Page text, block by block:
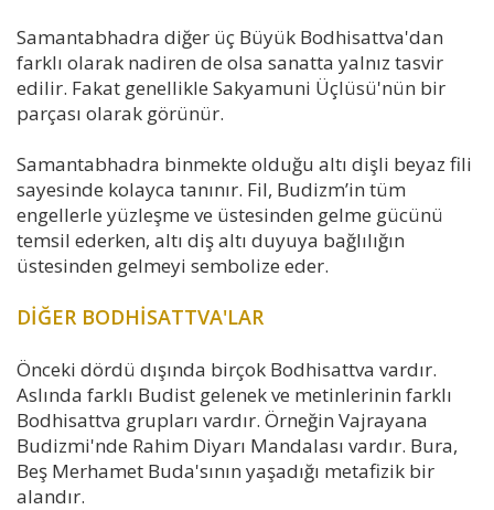
Samantabhadra diğer üç Büyük Bodhisattva'dan
farklı olarak nadiren de olsa sanatta yalnız tasvir
edilir. Fakat genellikle Sakyamuni Üçlüsü'nün bir
parçası olarak görünür.
Samantabhadra binmekte olduğu altı dişli beyaz fili
sayesinde kolayca tanınır. Fil, Budizm’in tüm
engellerle yüzleşme ve üstesinden gelme gücünü
temsil ederken, altı diş altı duyuya bağlılığın
üstesinden gelmeyi sembolize eder.
DİĞER BODHİSATTVA'LAR
Önceki dördü dışında birçok Bodhisattva vardır.
Aslında farklı Budist gelenek ve metinlerinin farklı
Bodhisattva grupları vardır. Örneğin Vajrayana
Budizmi'nde Rahim Diyarı Mandalası vardır. Bura,
Beş Merhamet Buda'sının yaşadığı metafizik bir
alandır.